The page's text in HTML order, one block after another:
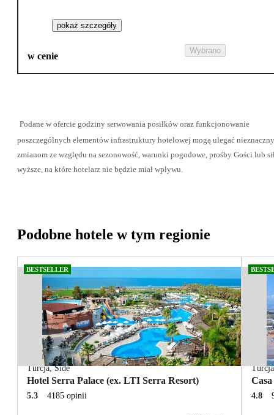
pokaż szczegóły
w cenie
Wybrano
Podane w ofercie godziny serwowania posiłków oraz funkcjonowanie
poszczególnych elementów infrastruktury hotelowej mogą ulegać
zmianom ze względu na sezonowość, warunki pogodowe, prośby Gości lub
wyższe, na które hotelarz nie będzie miał wpływu.
Podobne hotele w tym regionie
BESTSELLER
Turcja,Side
Hotel Serra Palace (ex. LTI Serra Resort)
5.3 4185 opinii
Turcja
4.8